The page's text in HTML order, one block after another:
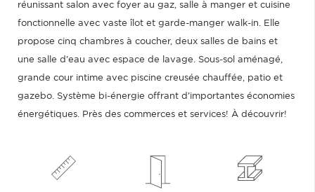
réunissant salon avec foyer au gaz, salle à manger et cuisine
fonctionnelle avec vaste îlot et garde-manger walk-in. Elle
propose cinq chambres à coucher, deux salles de bains et
une salle d'eau avec espace de lavage. Sous-sol aménagé,
grande cour intime avec piscine creusée chauffée, patio et
gazebo. Système bi-énergie offrant d'importantes économies
énergétiques. Près des commerces et services! À découvrir!